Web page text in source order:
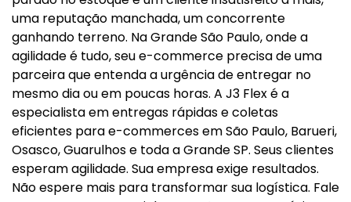
uma reputação manchada, um concorrente
ganhando terreno. Na Grande São Paulo, onde a
agilidade é tudo, seu e-commerce precisa de uma
parceira que entenda a urgência de entregar no
mesmo dia ou em poucas horas. A J3 Flex é a
especialista em entregas rápidas e coletas
eficientes para e-commerces em São Paulo, Barueri,
Osasco, Guarulhos e toda a Grande SP. Seus clientes
esperam agilidade. Sua empresa exige resultados.
Não espere mais para transformar sua logística. Fale